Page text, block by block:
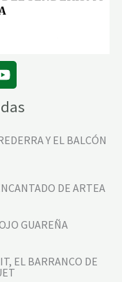
Y EL BALCÓN
DE ARTEA
GUAREÑA
EL BARRANCO DE